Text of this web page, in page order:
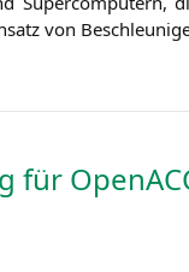
von
für